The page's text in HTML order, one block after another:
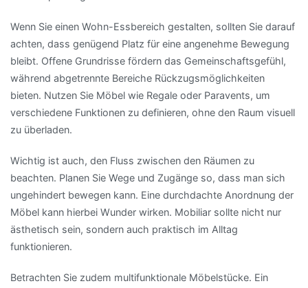
Wenn Sie einen Wohn-Essbereich gestalten, sollten Sie darauf
achten, dass genügend Platz für eine angenehme Bewegung
bleibt. Offene Grundrisse fördern das Gemeinschaftsgefühl,
während abgetrennte Bereiche Rückzugsmöglichkeiten
bieten. Nutzen Sie Möbel wie Regale oder Paravents, um
verschiedene Funktionen zu definieren, ohne den Raum visuell
zu überladen.
Wichtig ist auch, den Fluss zwischen den Räumen zu
beachten. Planen Sie Wege und Zugänge so, dass man sich
ungehindert bewegen kann. Eine durchdachte Anordnung der
Möbel kann hierbei Wunder wirken. Mobiliar sollte nicht nur
ästhetisch sein, sondern auch praktisch im Alltag
funktionieren.
Betrachten Sie zudem multifunktionale Möbelstücke. Ein